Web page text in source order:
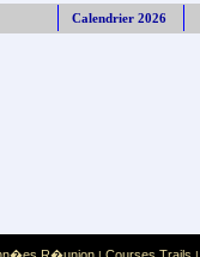
Calendrier 2026